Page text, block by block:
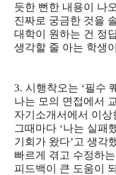
듯한 뻔한 내용이 나
진짜로 궁금한 것을
대학이 원하는 건 정
생각할 줄 아는 학생
3. 시행착오는 ‘필수
나는 모의 면접에서
자기소개서에서 이
그때마다 ‘나는 실패
기회가 왔다’고 생각
빠르게 겪고 수정하
피드백이 큰 도움이